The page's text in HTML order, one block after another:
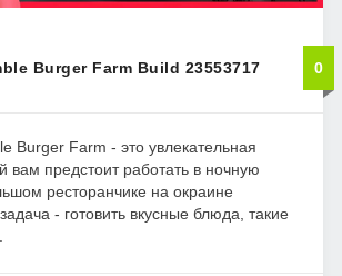
Burger Farm Build 23553717 0
Burger Farm - это увлекательная
вам предстоит работать в ночную
ресторанчике на окраине
- готовить вкусные блюда, такие